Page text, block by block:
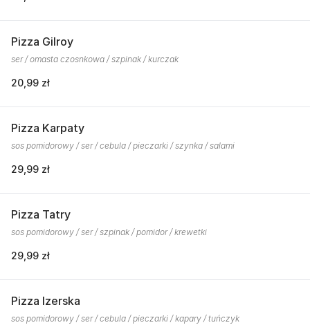
Pizza Gilroy
ser / omasta czosnkowa / szpinak / kurczak
20,99 zł
Pizza Karpaty
sos pomidorowy / ser / cebula / pieczarki / szynka / salami
29,99 zł
Pizza Tatry
sos pomidorowy / ser / szpinak / pomidor / krewetki
29,99 zł
Pizza Izerska
sos pomidorowy / ser / cebula / pieczarki / kapary / tuńczyk